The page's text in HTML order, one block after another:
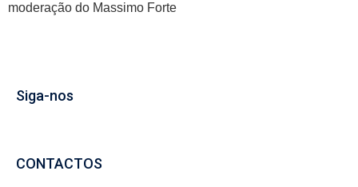
moderação do Massimo Forte
Siga-nos
CONTACTOS